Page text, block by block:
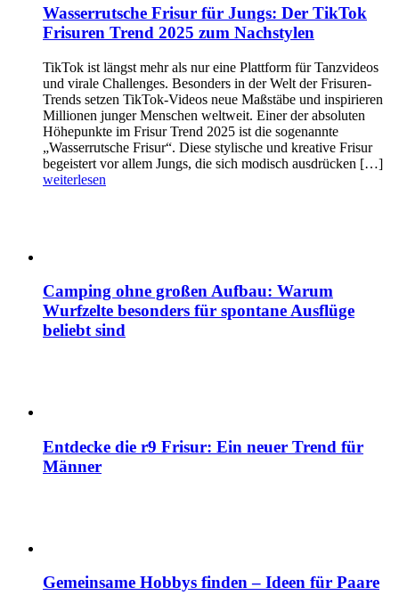
Wasserrutsche Frisur für Jungs: Der TikTok
Frisuren Trend 2025 zum Nachstylen
TikTok ist längst mehr als nur eine Plattform für Tanzvideos
und virale Challenges. Besonders in der Welt der Frisuren-
Trends setzen TikTok-Videos neue Maßstäbe und inspirieren
Millionen junger Menschen weltweit. Einer der absoluten
Höhepunkte im Frisur Trend 2025 ist die sogenannte
„Wasserrutsche Frisur“. Diese stylische und kreative Frisur
begeistert vor allem Jungs, die sich modisch ausdrücken […]
weiterlesen
Camping ohne großen Aufbau: Warum
Wurfzelte besonders für spontane Ausflüge
beliebt sind
Entdecke die r9 Frisur: Ein neuer Trend für
Männer
Gemeinsame Hobbys finden – Ideen für Paare